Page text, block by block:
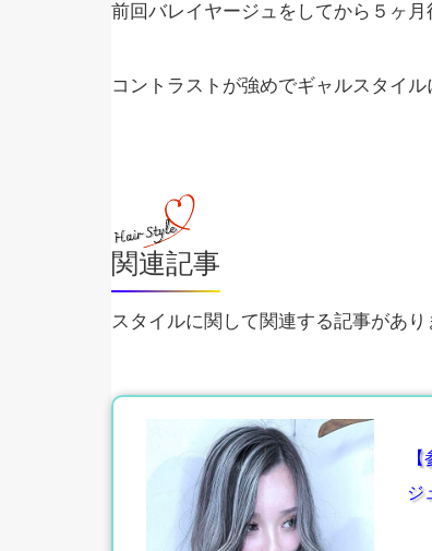
前回バレイヤージュをしてから５ヶ月
コントラストが強めでギャルスタイ
関連記事
スタイルに関して関連する記事があ
ジ